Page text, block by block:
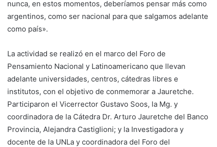
nunca, en estos momentos, deberíamos pensar más como
argentinos, como ser nacional para que salgamos adelante
como país».
La actividad se realizó en el marco del Foro de
Pensamiento Nacional y Latinoamericano que llevan
adelante universidades, centros, cátedras libres e
institutos, con el objetivo de conmemorar a Jauretche.
Participaron el Vicerrector Gustavo Soos, la Mg. y
coordinadora de la Cátedra Dr. Arturo Jauretche del Banco
Provincia, Alejandra Castiglioni; y la Investigadora y
docente de la UNLa y coordinadora del Foro del